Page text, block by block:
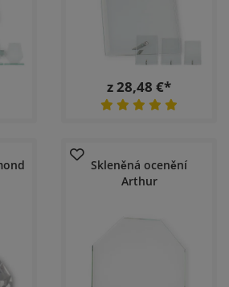
z 28,48 €*
Skleněná ocenění
Arthur